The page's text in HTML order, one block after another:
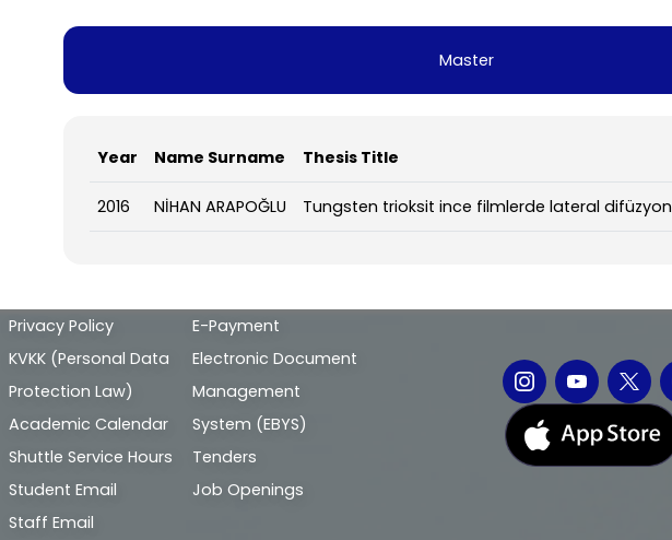
Master
Year Name Surname Thesis Title
2016 NİHAN ARAPOĞLU Tungsten trioksit ince filmlerde lateral difüzyon
Alt
bilgi
Privacy Policy
KVKK (Personal Data
Protection Law)
Academic Calendar
Shuttle Service Hours
Student Email
Staff Email
E-Payment
Electronic Document
Management
System (EBYS)
Tenders
Job Openings